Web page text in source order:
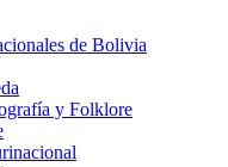
de Bolivia
y Folklore